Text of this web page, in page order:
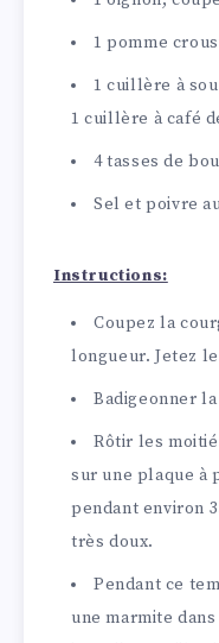
1 pomme
1 cuillère à
1 cuillère à café
4 tasses de
Sel et poivre
Instructions:
Coupez la
longueur. Jetez
Badigeonner
Rôtir les
sur une plaque à
pendant environ
très doux.
Pendant ce
une marmite